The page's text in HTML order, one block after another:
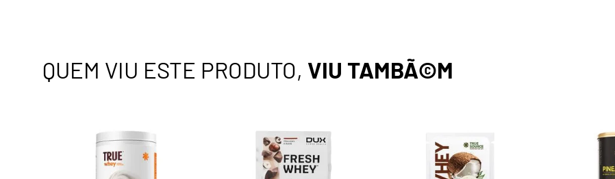
QUEM VIU ESTE PRODUTO, VIU TAMBÃ©M